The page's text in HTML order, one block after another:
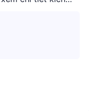
vui khi được